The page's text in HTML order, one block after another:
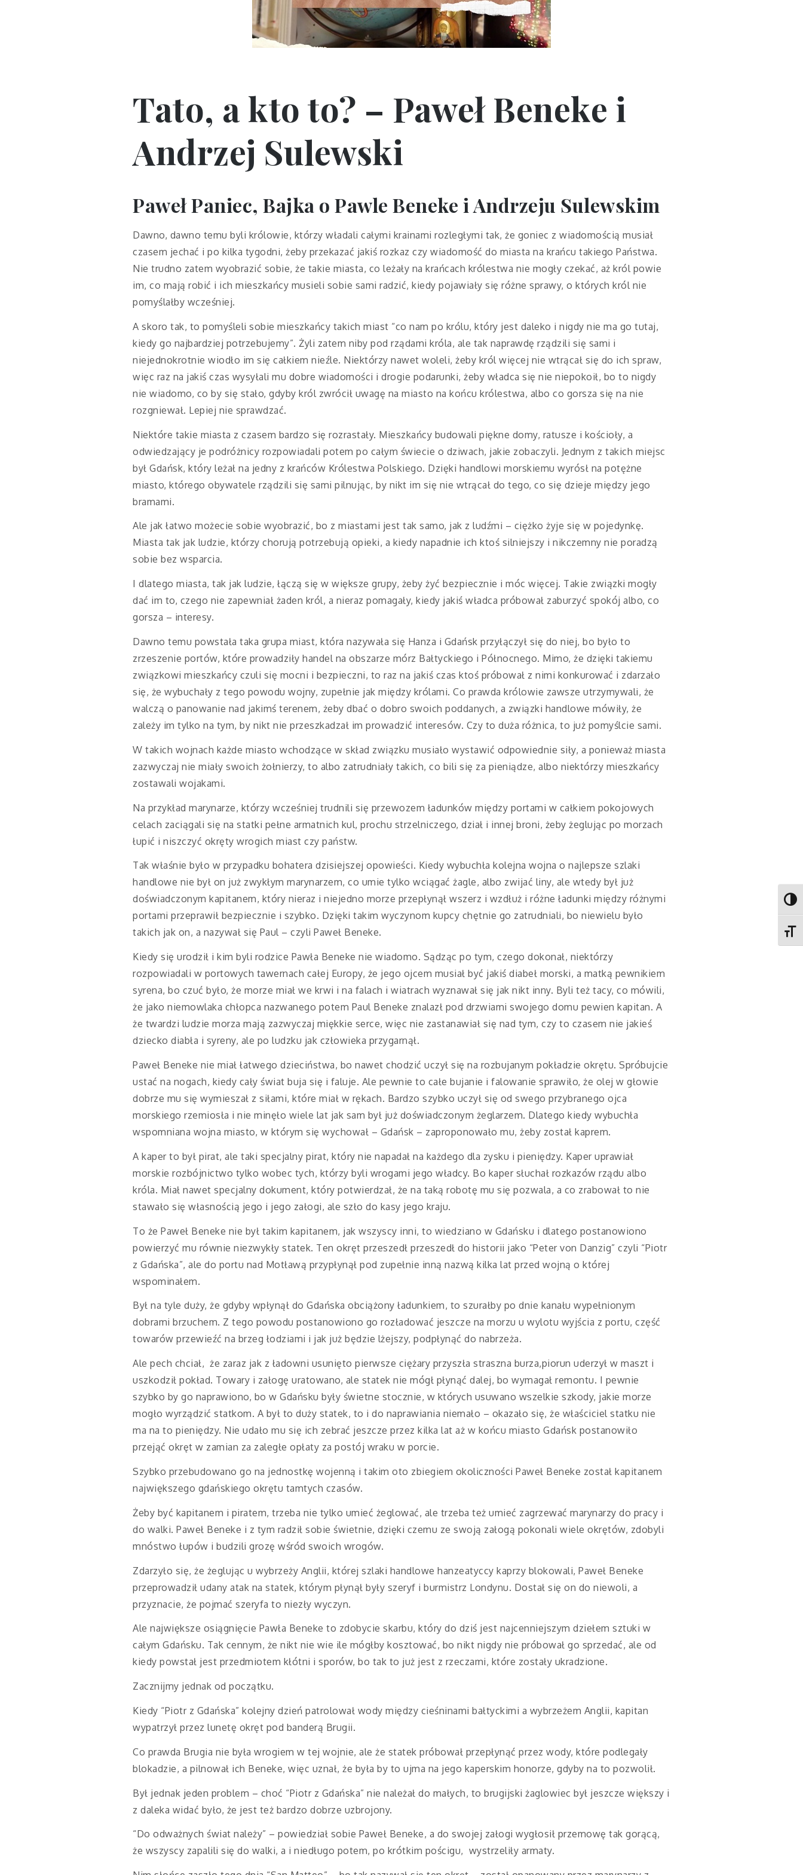
Tato, a kto to? – Paweł Beneke i
Andrzej Sulewski
Paweł Paniec, Bajka o Pawle Beneke i Andrzeju Sulewskim
Dawno, dawno temu byli królowie, którzy władali całymi krainami rozległymi tak, że goniec z wiadomością musiał
czasem jechać i po kilka tygodni, żeby przekazać jakiś rozkaz czy wiadomość do miasta na krańcu takiego Państwa.
Nie trudno zatem wyobrazić sobie, że takie miasta, co leżały na krańcach królestwa nie mogły czekać, aż król powie
im, co mają robić i ich mieszkańcy musieli sobie sami radzić, kiedy pojawiały się różne sprawy, o których król nie
pomyślałby wcześniej.
A skoro tak, to pomyśleli sobie mieszkańcy takich miast “co nam po królu, który jest daleko i nigdy nie ma go tutaj,
kiedy go najbardziej potrzebujemy”. Żyli zatem niby pod rządami króla, ale tak naprawdę rządzili się sami i
niejednokrotnie wiodło im się całkiem nieźle. Niektórzy nawet woleli, żeby król więcej nie wtrącał się do ich spraw,
więc raz na jakiś czas wysyłali mu dobre wiadomości i drogie podarunki, żeby władca się nie niepokoił, bo to nigdy
nie wiadomo, co by się stało, gdyby król zwrócił uwagę na miasto na końcu królestwa, albo co gorsza się na nie
rozgniewał. Lepiej nie sprawdzać.
Niektóre takie miasta z czasem bardzo się rozrastały. Mieszkańcy budowali piękne domy, ratusze i kościoły, a
odwiedzający je podróżnicy rozpowiadali potem po całym świecie o dziwach, jakie zobaczyli. Jednym z takich miejsc
był Gdańsk, który leżał na jedny z krańców Królestwa Polskiego. Dzięki handlowi morskiemu wyrósł na potężne
miasto, którego obywatele rządzili się sami pilnując, by nikt im się nie wtrącał do tego, co się dzieje między jego
bramami.
Ale jak łatwo możecie sobie wyobrazić, bo z miastami jest tak samo, jak z ludźmi – ciężko żyje się w pojedynkę.
Miasta tak jak ludzie, którzy chorują potrzebują opieki, a kiedy napadnie ich ktoś silniejszy i nikczemny nie poradzą
sobie bez wsparcia.
I dlatego miasta, tak jak ludzie, łączą się w większe grupy, żeby żyć bezpiecznie i móc więcej. Takie związki mogły
dać im to, czego nie zapewniał żaden król, a nieraz pomagały, kiedy jakiś władca próbował zaburzyć spokój albo, co
gorsza – interesy.
Dawno temu powstała taka grupa miast, która nazywała się Hanza i Gdańsk przyłączył się do niej, bo było to
zrzeszenie portów, które prowadziły handel na obszarze mórz Bałtyckiego i Północnego. Mimo, że dzięki takiemu
związkowi mieszkańcy czuli się mocni i bezpieczni, to raz na jakiś czas ktoś próbował z nimi konkurować i zdarzało
się, że wybuchały z tego powodu wojny, zupełnie jak między królami. Co prawda królowie zawsze utrzymywali, że
walczą o panowanie nad jakimś terenem, żeby dbać o dobro swoich poddanych, a związki handlowe mówiły, że
zależy im tylko na tym, by nikt nie przeszkadzał im prowadzić interesów. Czy to duża różnica, to już pomyślcie sami.
W takich wojnach każde miasto wchodzące w skład związku musiało wystawić odpowiednie siły, a ponieważ miasta
zazwyczaj nie miały swoich żołnierzy, to albo zatrudniały takich, co bili się za pieniądze, albo niektórzy mieszkańcy
zostawali wojakami.
Na przykład marynarze, którzy wcześniej trudnili się przewozem ładunków między portami w całkiem pokojowych
celach zaciągali się na statki pełne armatnich kul, prochu strzelniczego, dział i innej broni, żeby żeglując po morzach
łupić i niszczyć okręty wrogich miast czy państw.
Tak właśnie było w przypadku bohatera dzisiejszej opowieści. Kiedy wybuchła kolejna wojna o najlepsze szlaki
handlowe nie był on już zwykłym marynarzem, co umie tylko wciągać żagle, albo zwijać liny, ale wtedy był już
doświadczonym kapitanem, który nieraz i niejedno morze przepłynął wszerz i wzdłuż i różne ładunki między różnymi
portami przeprawił bezpiecznie i szybko. Dzięki takim wyczynom kupcy chętnie go zatrudniali, bo niewielu było
takich jak on, a nazywał się Paul – czyli Paweł Beneke.
Kiedy się urodził i kim byli rodzice Pawła Beneke nie wiadomo. Sądząc po tym, czego dokonał, niektórzy
rozpowiadali w portowych tawernach całej Europy, że jego ojcem musiał być jakiś diabeł morski, a matką pewnikiem
syrena, bo czuć było, że morze miał we krwi i na falach i wiatrach wyznawał się jak nikt inny. Byli też tacy, co mówili,
że jako niemowlaka chłopca nazwanego potem Paul Beneke znalazł pod drzwiami swojego domu pewien kapitan. A
że twardzi ludzie morza mają zazwyczaj miękkie serce, więc nie zastanawiał się nad tym, czy to czasem nie jakieś
dziecko diabła i syreny, ale po ludzku jak człowieka przygarnął.
Paweł Beneke nie miał łatwego dzieciństwa, bo nawet chodzić uczył się na rozbujanym pokładzie okrętu. Spróbujcie
ustać na nogach, kiedy cały świat buja się i faluje. Ale pewnie to całe bujanie i falowanie sprawiło, że olej w głowie
dobrze mu się wymieszał z siłami, które miał w rękach. Bardzo szybko uczył się od swego przybranego ojca
morskiego rzemiosła i nie minęło wiele lat jak sam był już doświadczonym żeglarzem. Dlatego kiedy wybuchła
wspomniana wojna miasto, w którym się wychował – Gdańsk – zaproponowało mu, żeby został kaprem.
A kaper to był pirat, ale taki specjalny pirat, który nie napadał na każdego dla zysku i pieniędzy. Kaper uprawiał
morskie rozbójnictwo tylko wobec tych, którzy byli wrogami jego władcy. Bo kaper słuchał rozkazów rządu albo
króla. Miał nawet specjalny dokument, który potwierdzał, że na taką robotę mu się pozwala, a co zrabował to nie
stawało się własnością jego i jego załogi, ale szło do kasy jego kraju.
To że Paweł Beneke nie był takim kapitanem, jak wszyscy inni, to wiedziano w Gdańsku i dlatego postanowiono
powierzyć mu równie niezwykły statek. Ten okręt przeszedł przeszedł do historii jako “Peter von Danzig” czyli “Piotr
z Gdańska”, ale do portu nad Motławą przypłynął pod zupełnie inną nazwą kilka lat przed wojną o której
wspominałem.
Był na tyle duży, że gdyby wpłynął do Gdańska obciążony ładunkiem, to szurałby po dnie kanału wypełnionym
dobrami brzuchem. Z tego powodu postanowiono go rozładować jeszcze na morzu u wylotu wyjścia z portu, część
towarów przewieźć na brzeg łodziami i jak już będzie lżejszy, podpłynąć do nabrzeża.
Ale pech chciał, że zaraz jak z ładowni usunięto pierwsze ciężary przyszła straszna burza,piorun uderzył w maszt i
uszkodził pokład. Towary i załogę uratowano, ale statek nie mógł płynąć dalej, bo wymagał remontu. I pewnie
szybko by go naprawiono, bo w Gdańsku były świetne stocznie, w których usuwano wszelkie szkody, jakie morze
mogło wyrządzić statkom. A był to duży statek, to i do naprawiania niemało – okazało się, że właściciel statku nie
ma na to pieniędzy. Nie udało mu się ich zebrać jeszcze przez kilka lat aż w końcu miasto Gdańsk postanowiło
przejąć okręt w zamian za zaległe opłaty za postój wraku w porcie.
Szybko przebudowano go na jednostkę wojenną i takim oto zbiegiem okoliczności Paweł Beneke został kapitanem
największego gdańskiego okrętu tamtych czasów.
Żeby być kapitanem i piratem, trzeba nie tylko umieć żeglować, ale trzeba też umieć zagrzewać marynarzy do pracy i
do walki. Paweł Beneke i z tym radził sobie świetnie, dzięki czemu ze swoją załogą pokonali wiele okrętów, zdobyli
mnóstwo łupów i budzili grozę wśród swoich wrogów.
Zdarzyło się, że żeglując u wybrzeży Anglii, której szlaki handlowe hanzeatyccy kaprzy blokowali, Paweł Beneke
przeprowadził udany atak na statek, którym płynął były szeryf i burmistrz Londynu. Dostał się on do niewoli, a
przyznacie, że pojmać szeryfa to niezły wyczyn.
Ale największe osiągnięcie Pawła Beneke to zdobycie skarbu, który do dziś jest najcenniejszym dziełem sztuki w
całym Gdańsku. Tak cennym, że nikt nie wie ile mógłby kosztować, bo nikt nigdy nie próbował go sprzedać, ale od
kiedy powstał jest przedmiotem kłótni i sporów, bo tak to już jest z rzeczami, które zostały ukradzione.
Zacznijmy jednak od początku.
Kiedy “Piotr z Gdańska” kolejny dzień patrolował wody między cieśninami bałtyckimi a wybrzeżem Anglii, kapitan
wypatrzył przez lunetę okręt pod banderą Brugii.
Co prawda Brugia nie była wrogiem w tej wojnie, ale że statek próbował przepłynąć przez wody, które podlegały
blokadzie, a pilnował ich Beneke, więc uznał, że była by to ujma na jego kaperskim honorze, gdyby na to pozwolił.
Był jednak jeden problem – choć “Piotr z Gdańska” nie należał do małych, to brugijski żaglowiec był jeszcze większy i
z daleka widać było, że jest też bardzo dobrze uzbrojony.
“Do odważnych świat należy” – powiedział sobie Paweł Beneke, a do swojej załogi wygłosił przemowę tak gorącą,
że wszyscy zapalili się do walki, a i niedługo potem, po krótkim pościgu, wystrzeliły armaty.